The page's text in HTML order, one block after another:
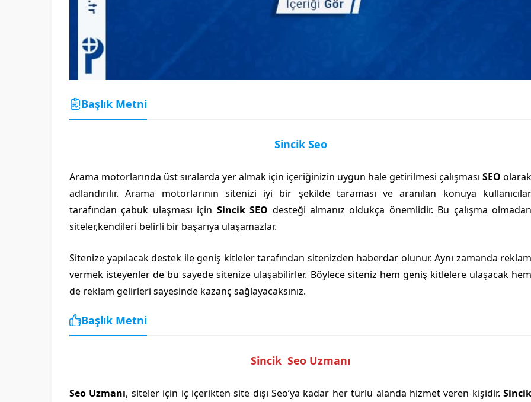
Başlık Metni
Sincik Seo
Arama motorlarında üst sıralarda yer almak için içeriğinizin uygun hale getirilmesi çalışması SEO olarak
adlandırılır. Arama motorlarının sitenizi iyi bir şekilde taraması ve aranılan konuya kullanıcılar
tarafından çabuk ulaşması için Sincik SEO desteği almanız oldukça önemlidir. Bu çalışma olmadan
siteler,kendileri belirli bir başarıya ulaşamazlar.
Sitenize yapılacak destek ile geniş kitleler tarafından sitenizden haberdar olunur. Aynı zamanda reklam
vermek isteyenler de bu sayede sitenize ulaşabilirler. Böylece siteniz hem geniş kitlelere ulaşacak hem
de reklam gelirleri sayesinde kazanç sağlayacaksınız.
Başlık Metni
Sincik Seo Uzmanı
Seo Uzmanı, siteler için iç içerikten site dışı Seo’ya kadar her türlü alanda hizmet veren kişidir. Sincik